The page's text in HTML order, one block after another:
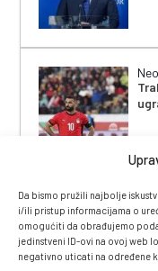
Da bismo pružili najbolje
i/ili pristup informacijama o
omogućiti da obrađujemo
jedinstveni ID-ovi na ovoj web
negativno uticati na određene